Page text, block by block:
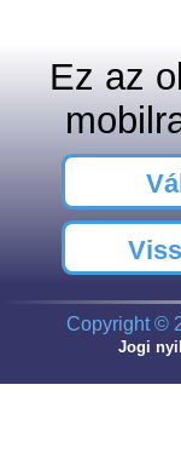
Ez az
Copyright ©
Jogi